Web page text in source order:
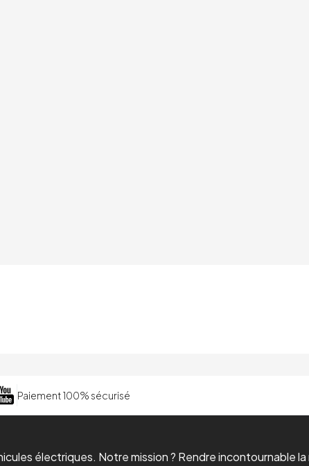
Paiement 100% sécurisé
électriques. Notre mission ? Rendre incontournable